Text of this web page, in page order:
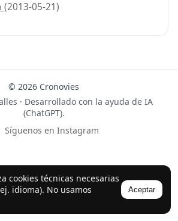
cookies técnicas necesarias
idioma). No usamos
Aceptar
(2013-05-21)
© 2026 Cronovies
· Desarrollado con la ayuda de IA
(ChatGPT).
Síguenos en Instagram